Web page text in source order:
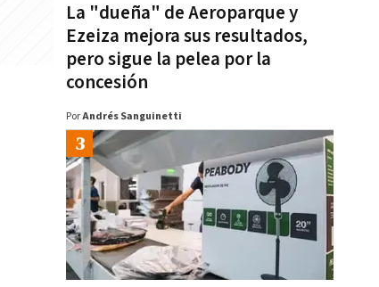
La "dueña" de Aeroparque y
Ezeiza mejora sus resultados,
pero sigue la pelea por la
concesión
PorAndrés Sanguinetti